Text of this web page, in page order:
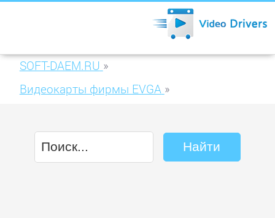
SOFT-DAEM.RU »
Видеокарты фирмы EVGA »
GDDR5 (04G-P4-3778)